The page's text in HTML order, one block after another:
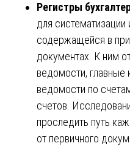
Регистры
для
содержащейся в
документах. К ним
ведомости, главные
ведомости по
счетов.
проследить путь
от первичного